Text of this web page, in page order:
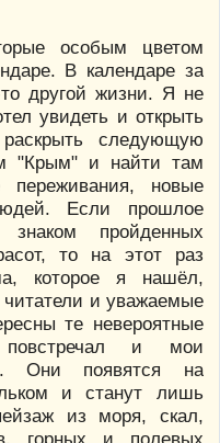
особым цветом
В календаре за
другой жизни. Я не
увидеть и открыть
следующую
"Крым" и найти там
новые
Если прошлое
пройденных
то на этот раз
которое я нашёл,
и уважаемые
те невероятные
и мои
Они появятся на
и станут лишь
из моря, скал,
горных и полевых